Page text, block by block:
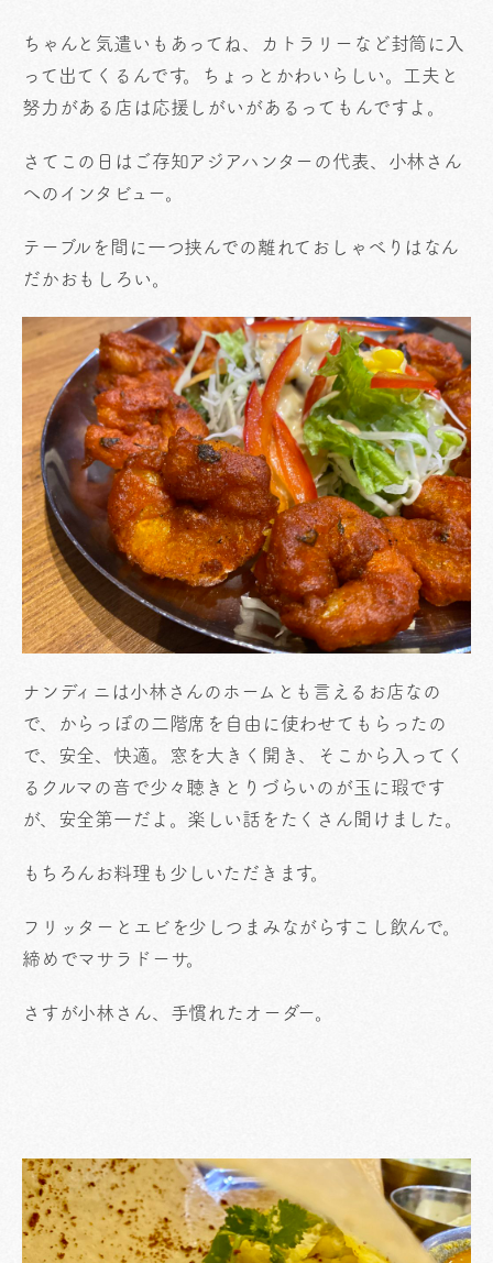
ちゃんと気遣いもあってね、カトラリーなど封筒に入
って出てくるんです。ちょっとかわいらしい。工夫と
努力がある店は応援しがいがあるってもんですよ。
さてこの日はご存知アジアハンターの代表、小林さん
へのインタビュー。
テーブルを間に一つ挟んでの離れておしゃべりはなん
だかおもしろい。
ナンディニは小林さんのホームとも言えるお店なの
で、からっぽの二階席を自由に使わせてもらったの
で、安全、快適。窓を大きく開き、そこから入ってく
るクルマの音で少々聴きとりづらいのが玉に瑕です
が、安全第一だよ。楽しい話をたくさん聞けました。
もちろんお料理も少しいただきます。
フリッターとエビを少しつまみながらすこし飲んで。
締めでマサラドーサ。
さすが小林さん、手慣れたオーダー。